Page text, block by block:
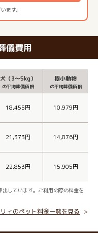
ます。
儀費用
犬（3～5kg）
の平均葬儀価格
極小動物
の平均葬儀価格
18,455円 10,979円
21,373円 14,876円
22,853円 15,905円
しています。ご利用の際の料金を
ィのペット料金一覧を見る